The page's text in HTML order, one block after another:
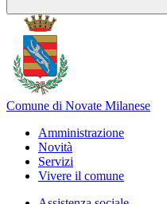
Comune di Novate Milanese
Amministrazione
Novità
Servizi
Vivere il comune